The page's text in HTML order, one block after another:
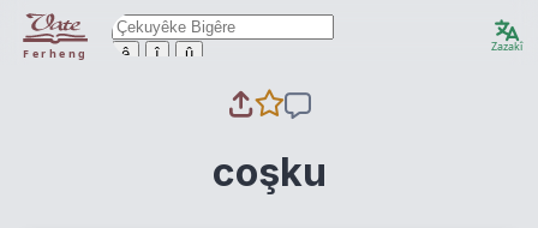
Ferheng ê î û Zazakî
coşku